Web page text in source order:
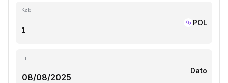
Køb
POL
Til
Dato